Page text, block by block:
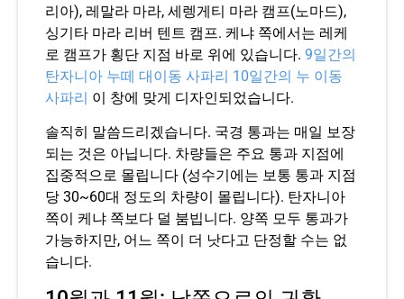
리아), 레말라 마라, 세렝게티 마라 캠프(노마드),
싱기타 마라 리버 텐트 캠프. 케냐 쪽에서는 레케
로 캠프가 횡단 지점 바로 위에 있습니다. 9일간의
탄자니아 누떼 대이동 사파리 10일간의 누 이동
사파리 이 창에 맞게 디자인되었습니다.
솔직히 말씀드리겠습니다. 국경 통과는 매일 보장
되는 것은 아닙니다. 차량들은 주요 통과 지점에
집중적으로 몰립니다 (성수기에는 보통 통과 지점
당 30~60대 정도의 차량이 몰립니다). 탄자니아
쪽이 케냐 쪽보다 덜 붐빕니다. 양쪽 모두 통과가
가능하지만, 어느 쪽이 더 낫다고 단정할 수는 없
습니다.